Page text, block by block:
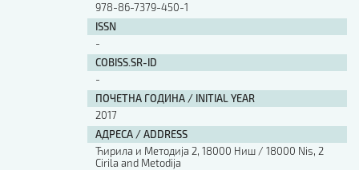
978-86-7379-450-1
ISSN
-
COBISS.SR-ID
-
ПОЧЕТНА ГОДИНА / INITIAL YEAR
2017
АДРЕСА / ADDRESS
Ћирила и Методија 2, 18000 Ниш / 18000 Nis, 2
Cirila and Metodija